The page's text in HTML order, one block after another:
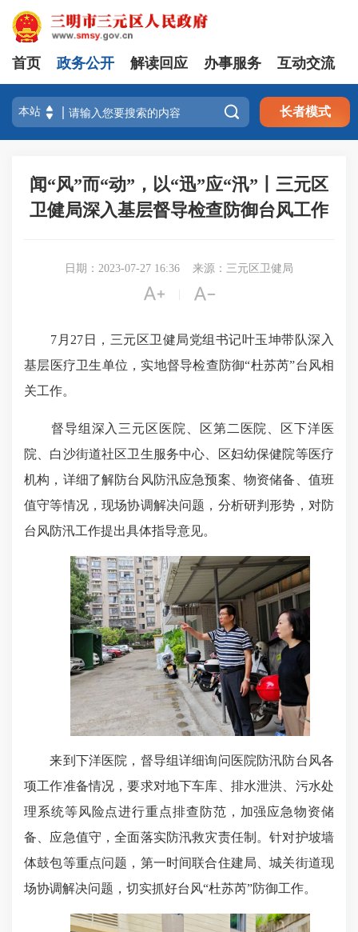
首页 政务公开 解读回应 办事服务 互动交流
 长者模式
闻“风”而“动”，以“迅”应“汛”丨三元区
卫健局深入基层督导检查防御台风工作
日期：2023-07-27 16:36 来源：三元区卫健局
 
7月27日，三元区卫健局党组书记叶玉坤带队深入
基层医疗卫生单位，实地督导检查防御“杜苏芮”台风相
关工作。
督导组深入三元区医院、区第二医院、区下洋医
院、白沙街道社区卫生服务中心、区妇幼保健院等医疗
机构，详细了解防台风防汛应急预案、物资储备、值班
值守等情况，现场协调解决问题，分析研判形势，对防
台风防汛工作提出具体指导意见。
来到下洋医院，督导组详细询问医院防汛防台风各
项工作准备情况，要求对地下车库、排水泄洪、污水处
理系统等风险点进行重点排查防范，加强应急物资储
备、应急值守，全面落实防汛救灾责任制。针对护坡墙
体鼓包等重点问题，第一时间联合住建局、城关街道现
场协调解决问题，切实抓好台风“杜苏芮”防御工作。